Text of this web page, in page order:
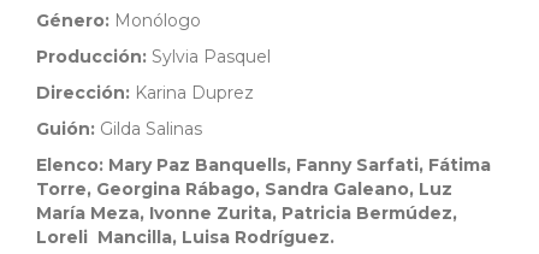
Género: Monólogo
Producción: Sylvia Pasquel
Dirección: Karina Duprez
Guión: Gilda Salinas
Elenco: Mary Paz Banquells, Fanny Sarfati, Fátima
Torre, Georgina Rábago, Sandra Galeano, Luz
María Meza, Ivonne Zurita, Patricia Bermúdez,
Loreli Mancilla, Luisa Rodríguez.